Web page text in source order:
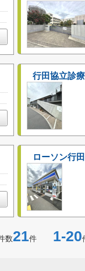
行田協立診
ローソン行
数21件 1-20